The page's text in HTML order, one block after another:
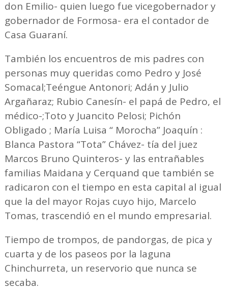
don Emilio- quien luego fue vicegobernador y
gobernador de Formosa- era el contador de
Casa Guaraní.
También los encuentros de mis padres con
personas muy queridas como Pedro y José
Somacal;Teéngue Antonori; Adán y Julio
Argañaraz; Rubio Canesín- el papá de Pedro, el
médico-;Toto y Juancito Pelosi; Pichón
Obligado ; María Luisa “ Morocha” Joaquín :
Blanca Pastora “Tota” Chávez- tía del juez
Marcos Bruno Quinteros- y las entrañables
familias Maidana y Cerquand que también se
radicaron con el tiempo en esta capital al igual
que la del mayor Rojas cuyo hijo, Marcelo
Tomas, trascendió en el mundo empresarial.
Tiempo de trompos, de pandorgas, de pica y
cuarta y de los paseos por la laguna
Chinchurreta, un reservorio que nunca se
secaba.